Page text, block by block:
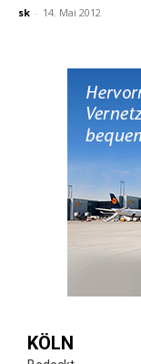
sk - 14. Mai 2012
KÖLN